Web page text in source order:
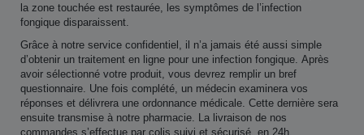
la zone touchée est restaurée, les symptômes de l’infection
fongique disparaissent.
Grâce à notre service confidentiel, il n’a jamais été aussi simple
d’obtenir un traitement en ligne pour une infection fongique. Après
avoir sélectionné votre produit, vous devrez remplir un bref
questionnaire. Une fois complété, un médecin examinera vos
réponses et délivrera une ordonnance médicale. Cette dernière sera
ensuite transmise à notre pharmacie. La livraison de nos
commandes s’effectue par colis suivi et sécurisé, en 24h.